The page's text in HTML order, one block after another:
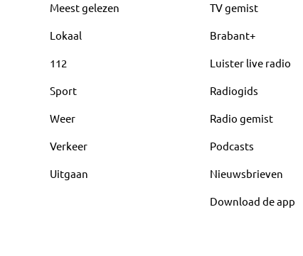
Meest gelezen
Lokaal
112
Sport
Weer
Verkeer
Uitgaan
TV gemist
Brabant+
Luister live radio
Radiogids
Radio gemist
Podcasts
Nieuwsbrieven
Download de app